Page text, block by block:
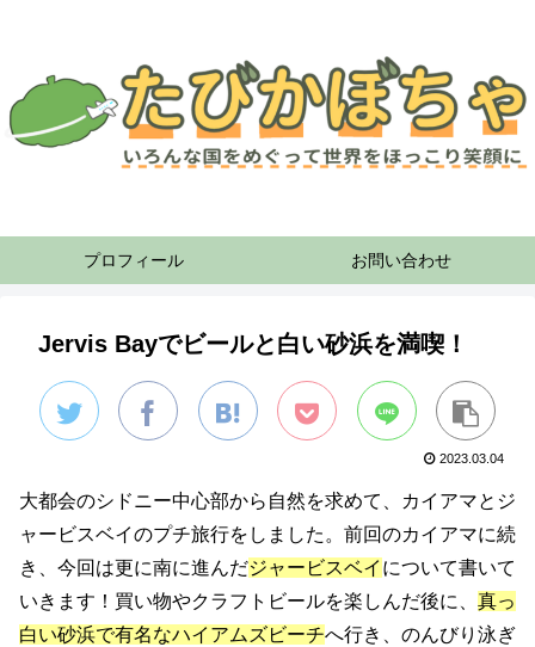
プロフィール お問い合わせ
Jervis Bayでビールと白い砂浜を満喫！
2023.03.04
大都会のシドニー中心部から自然を求めて、カイアマとジ
ャービスベイのプチ旅行をしました。前回のカイアマに続
き、今回は更に南に進んだジャービスベイ について書いて
いきます！買い物やクラフトビールを楽しんだ後に、 真っ
白い砂浜で有名なハイアムズビーチへ行き、のんびり泳ぎ